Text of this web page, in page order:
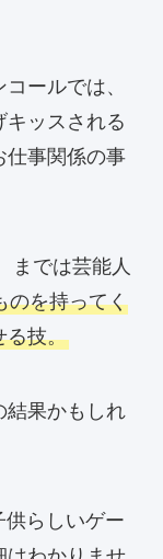
ールでは、
ッスされる
仕事関係の事
までは芸能人
のを持ってく
る技。
結果かもしれ
供らしいゲー